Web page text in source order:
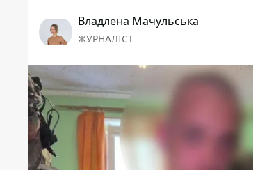
Владлена Мачульська
ЖУРНАЛІСТ